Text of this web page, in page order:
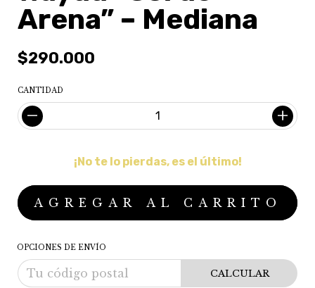
Arena” – Mediana
$290.000
CANTIDAD
¡No te lo pierdas, es el último!
OPCIONES DE ENVÍO
CALCULAR